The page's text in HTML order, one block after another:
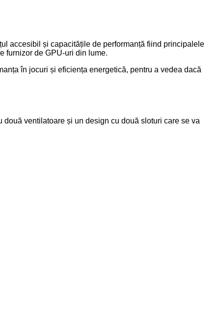
accesibil și capacitățile de performanță fiind principalele
furnizor de GPU-uri din lume.
în jocuri și eficiența energetică, pentru a vedea dacă
ventilatoare și un design cu două sloturi care se va